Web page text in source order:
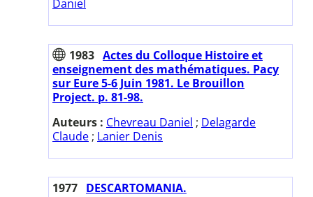
Daniel
1983 Actes du Colloque Histoire et
enseignement des mathématiques. Pacy
sur Eure 5-6 Juin 1981. Le Brouillon
Project. p. 81-98.
Auteurs : Chevreau Daniel ; Delagarde
Claude ; Lanier Denis
1977 DESCARTOMANIA.